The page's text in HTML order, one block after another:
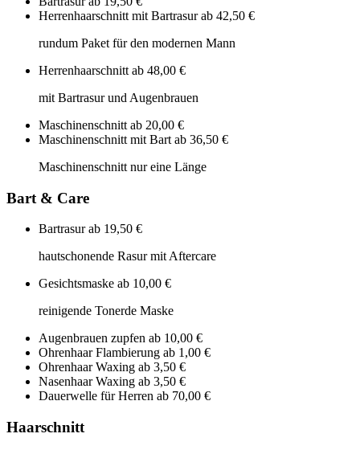
Herrenhaarschnitt mit Bartrasurab 42,50 €
rundum Paket für den modernen Mann
Herrenhaarschnitt ab 48,00 €
mit Bartrasur und Augenbrauen
Maschinenschnitt ab 20,00 €
Maschinenschnitt mit Bart ab 36,50 €
Maschinenschnitt nur eine Länge
Bart & Care
Bartrasurab 19,50 €
hautschonende Rasur mit Aftercare
Gesichtsmaske ab 10,00 €
reinigende Tonerde Maske
Augenbrauen zupfen ab 10,00 €
Ohrenhaar Flambierung ab 1,00 €
Ohrenhaar Waxing ab 3,50 €
Nasenhaar Waxing ab 3,50 €
Dauerwelle für Herren ab 70,00 €
Haarschnitt